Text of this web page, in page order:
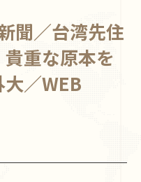
聞／台湾先住
重な原本を
／WEB